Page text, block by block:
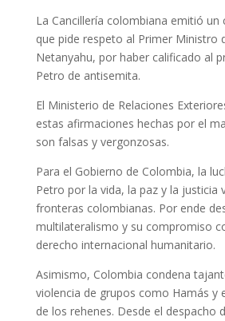
La Cancillería colombiana emitió un
que pide respeto al Primer Ministro
Netanyahu, por haber calificado al
Petro de antisemita.
El Ministerio de Relaciones
estas afirmaciones hechas por el
son falsas y vergonzosas.
Para el Gobierno de Colombia, la
Petro por la vida, la paz y la justicia
fronteras colombianas. Por ende
multilateralismo y su compromiso
derecho internacional humanitario.
Asimismo, Colombia condena
violencia de grupos como Hamás y
de los rehenes. Desde el despacho